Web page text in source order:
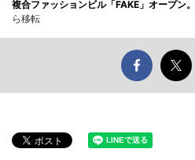
複合ファッションビル「FAKE」オープン。
ら移転